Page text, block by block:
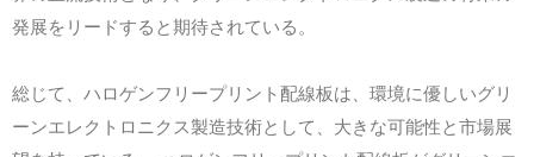
発展をリードすると期待されている。
総じて、ハロゲンフリープリント配線板は、環境に優しいグリ
ーンエレクトロニクス製造技術として、大きな可能性と市場展